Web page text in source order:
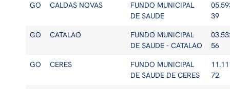
GO CALDAS NOVAS
FUNDO MUNICIPAL
DE SAUDE
39
GO CATALAO
FUNDO MUNICIPAL
DE SAUDE - CATALAO
56
GO CERES
FUNDO MUNICIPAL
DE SAUDE DE CERES
72